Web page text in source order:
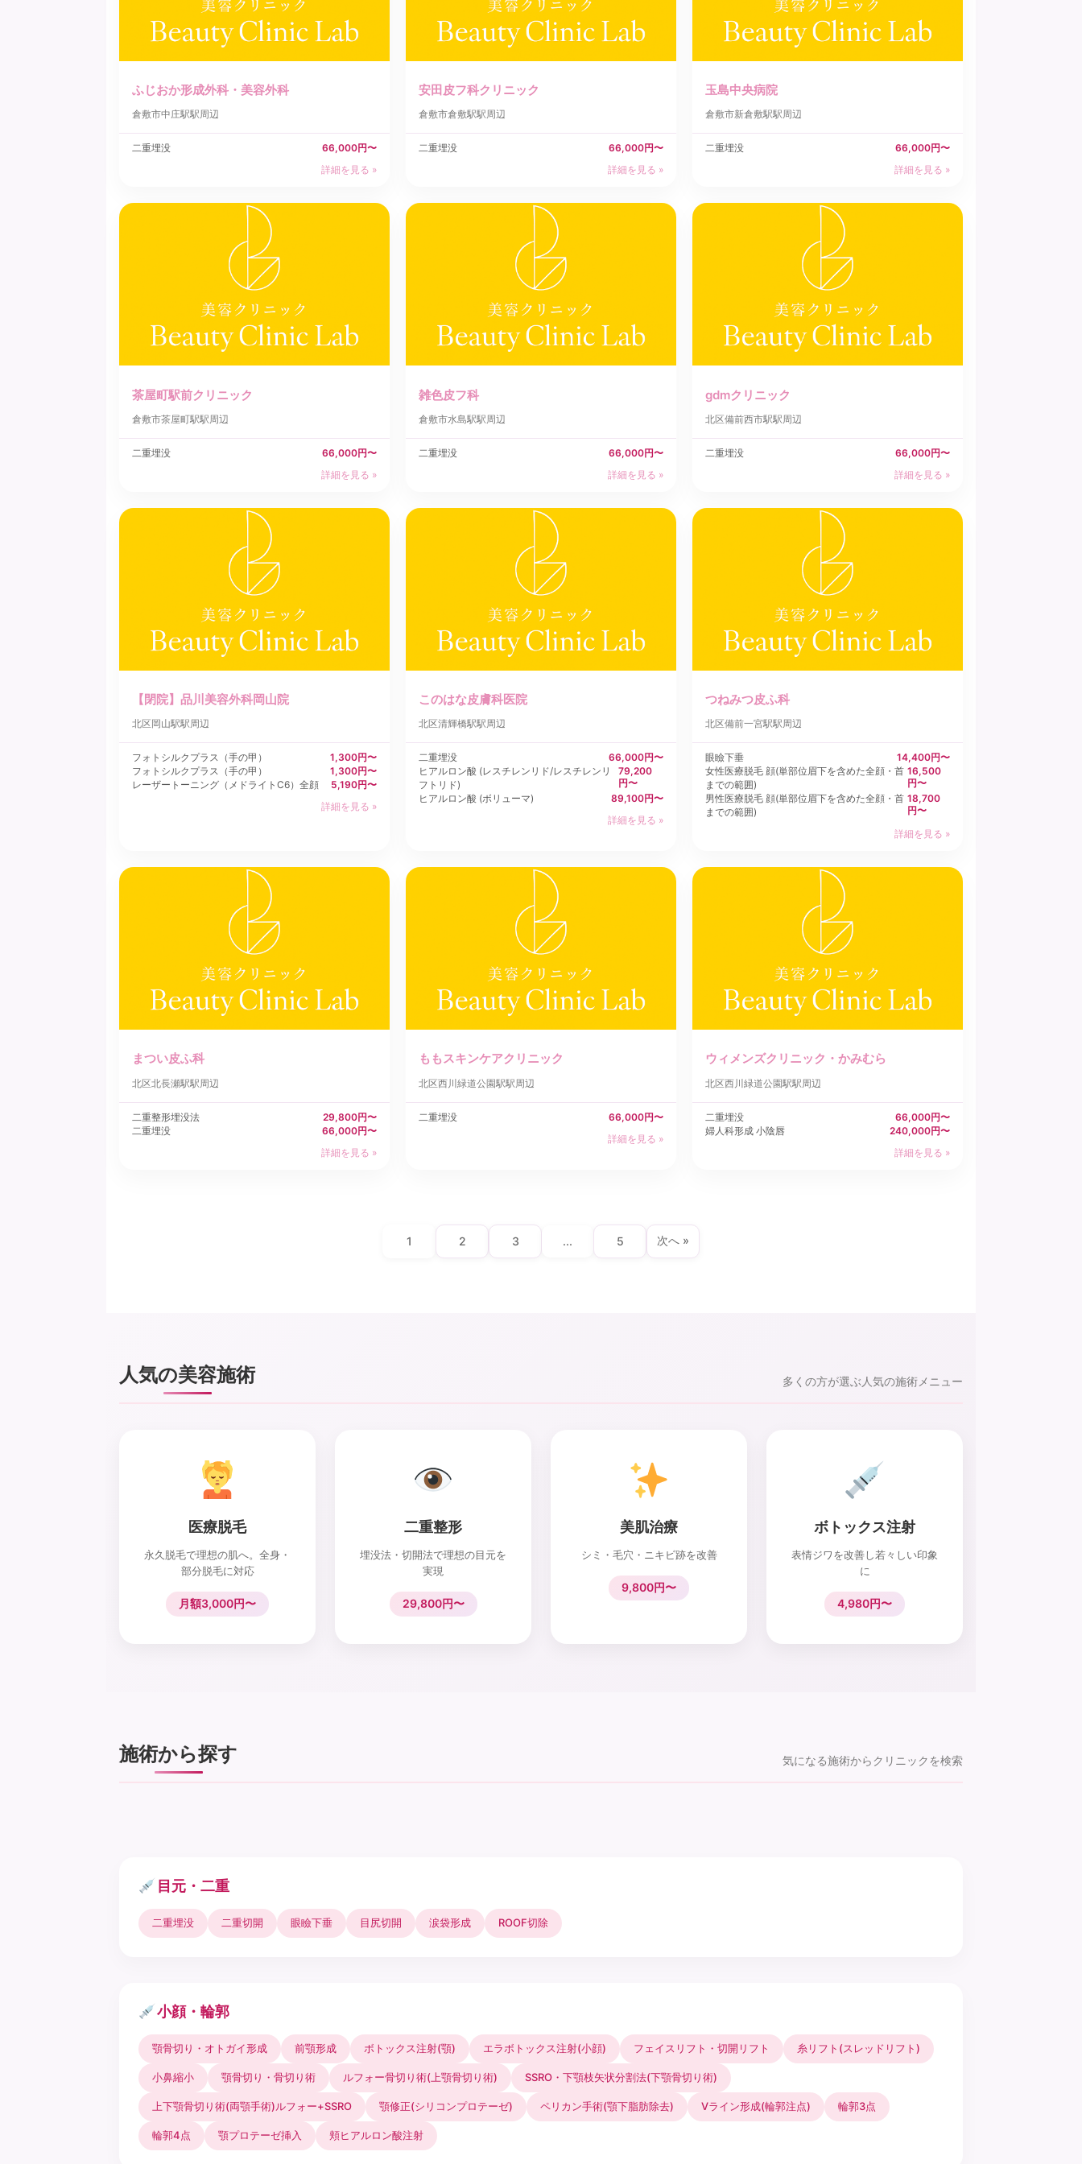
ふじおか形成外科・美容外科
倉敷市中庄駅駅周辺
二重埋没
66,000円〜
詳細を見る »
安田皮フ科クリニック
倉敷市倉敷駅駅周辺
二重埋没
66,000円〜
詳細を見る »
玉島中央病院
倉敷市新倉敷駅駅周辺
二重埋没
66,000円〜
詳細を見る »
茶屋町駅前クリニック
倉敷市茶屋町駅駅周辺
二重埋没
66,000円〜
詳細を見る »
雑色皮フ科
倉敷市水島駅駅周辺
二重埋没
66,000円〜
詳細を見る »
gdmクリニック
北区備前西市駅駅周辺
二重埋没
66,000円〜
詳細を見る »
【閉院】品川美容外科岡山院
北区岡山駅駅周辺
フォトシルクプラス（手の甲）
1,300円〜
フォトシルクプラス（手の甲）
1,300円〜
レーザートーニング（メドライトC6）全顔
5,190円〜
詳細を見る »
このはな皮膚科医院
北区清輝橋駅駅周辺
二重埋没
66,000円〜
ヒアルロン酸 (レスチレンリド/レスチレンリ
フトリド)
79,200
円〜
ヒアルロン酸 (ボリューマ)
89,100円〜
詳細を見る »
つねみつ皮ふ科
北区備前一宮駅駅周辺
眼瞼下垂
14,400円〜
女性医療脱毛 顔(単部位眉下を含めた全顔・首
までの範囲)
16,500
円〜
男性医療脱毛 顔(単部位眉下を含めた全顔・首
までの範囲)
18,700
円〜
詳細を見る »
まつい皮ふ科
北区北長瀬駅駅周辺
二重整形埋没法
29,800円〜
二重埋没
66,000円〜
詳細を見る »
ももスキンケアクリニック
北区西川緑道公園駅駅周辺
二重埋没
66,000円〜
詳細を見る »
ウィメンズクリニック・かみむら
北区西川緑道公園駅駅周辺
二重埋没
66,000円〜
婦人科形成 小陰唇
240,000円〜
詳細を見る »
1 2 3 ... 5 次へ »
人気の美容施術 多くの方が選ぶ人気の施術メニュー
医療脱毛
永久脱毛で理想の肌へ。全身・
部分脱毛に対応
月額3,000円〜
二重整形
埋没法・切開法で理想の目元を
実現
29,800円〜
美肌治療
シミ・毛穴・ニキビ跡を改善
9,800円〜
ボトックス注射
表情ジワを改善し若々しい印象
に
4,980円〜
施術から探す 気になる施術からクリニックを検索
目元・二重
二重埋没 二重切開 眼瞼下垂 目尻切開 涙袋形成 ROOF切除
小顔・輪郭
顎骨切り・オトガイ形成 前顎形成 ボトックス注射(顎) エラボトックス注射(小顔) フェイスリフト・切開リフト 糸リフト(スレッドリフト)
小鼻縮小 顎骨切り・骨切り術 ルフォー骨切り術(上顎骨切り術) SSRO・下顎枝矢状分割法(下顎骨切り術)
上下顎骨切り術(両顎手術)ルフォー+SSRO 顎修正(シリコンプロテーゼ) ペリカン手術(顎下脂肪除去) Vライン形成(輪郭注点) 輪郭3点
輪郭4点 顎プロテーゼ挿入 頬ヒアルロン酸注射